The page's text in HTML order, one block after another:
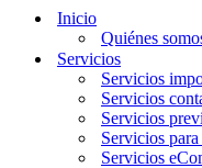
Inicio
Quiénes
Servicios
Servicios
Servicios
Servicios
Servicios
Servicios